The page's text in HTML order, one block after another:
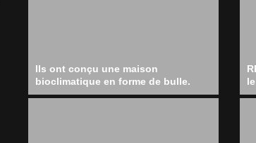
Ils ont conçu une maison
bioclimatique en forme de bulle.